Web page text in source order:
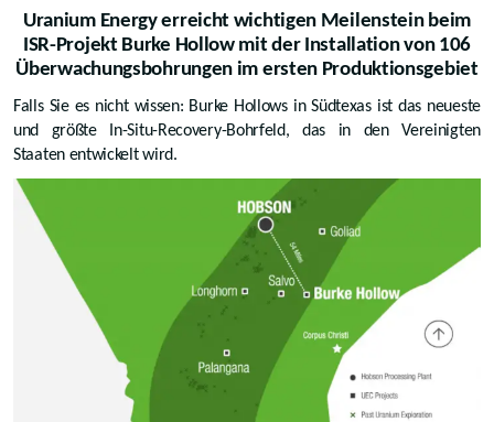
Uranium Energy erreicht wichtigen Meilenstein beim
ISR-Projekt Burke Hollow mit der Installation von 106
Überwachungsbohrungen im ersten Produktionsgebiet
Falls Sie es nicht wissen: Burke Hollows in Südtexas ist das neueste
und größte In-Situ-Recovery-Bohrfeld, das in den Vereinigten
Staaten entwickelt wird.